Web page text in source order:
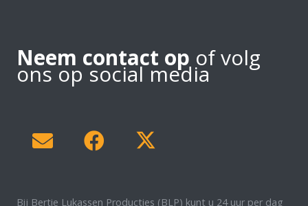
Neem contact op of volg
ons op social media
Bij Bertie Lukassen Producties (BLP) kunt u 24 uur per dag